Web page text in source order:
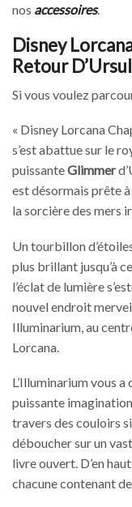
nos accessoires.
Disney
Retour
Si vous voulez
« Disney Lorcana
s’est abattue sur le
puissanteGlimmer
est désormais prête à
la sorcière des mers
Un tourbillon
plus brillant jusqu’à
l’éclat de lumière
nouvel endroit
Illuminarium, au
Lorcana.
L’Illuminarium vous
puissante
travers des couloirs
déboucher sur un
livre ouvert. D’en
chacune contenant